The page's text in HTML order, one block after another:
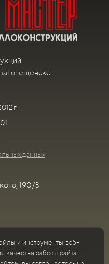
г.
данных
190/3
и инструменты веб-
работы сайта.